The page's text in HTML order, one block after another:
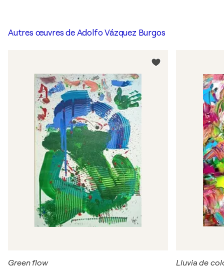
Autres œuvres de Adolfo Vázquez Burgos
Green flow Lluvia de